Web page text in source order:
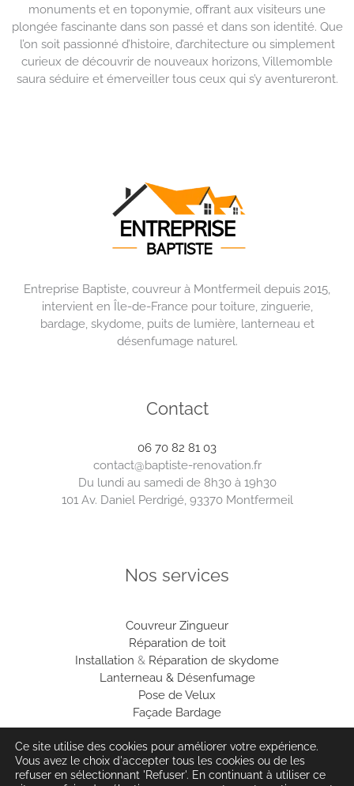
monuments et en toponymie, offrant aux visiteurs une
plongée fascinante dans son passé et dans son identité. Que
l’on soit passionné d’histoire, d’architecture ou simplement
curieux de découvrir de nouveaux horizons, Villemomble
saura séduire et émerveiller tous ceux qui s’y aventureront.
Entreprise Baptiste, couvreur à Montfermeil depuis 2015,
intervient en Île-de-France pour toiture, zinguerie,
bardage, skydome, puits de lumière, lanterneau et
désenfumage naturel.
Contact
06 70 82 81 03
contact@baptiste-renovation.fr
Du lundi au samedi de 8h30 à 19h30
101 Av. Daniel Perdrigé, 93370 Montfermeil
Nos services
Couvreur Zingueur
Réparation de toit
Installation & Réparation de skydome
Lanterneau & Désenfumage
Pose de Velux
Façade Bardage
© Hauméa Digital | Tous droits réservés
Ce site utilise des cookies pour améliorer votre expérience.
Vous avez le choix d'accepter tous les cookies ou de les
refuser en sélectionnant 'Refuser'. En continuant à utiliser ce